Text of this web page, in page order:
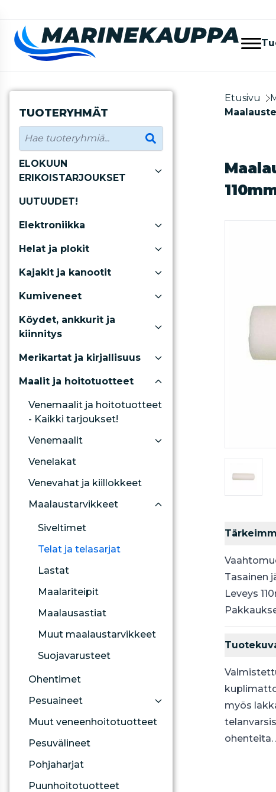
TUOTERYHMÄT
ELOKUUN
ERIKOISTARJOUKSET
UUTUUDET!
Elektroniikka
Helat ja plokit
Kajakit ja kanootit
Kumiveneet
Köydet, ankkurit ja
kiinnitys
Merikartat ja kirjallisuus
Maalit ja hoitotuotteet
Venemaalit ja hoitotuotteet
- Kaikki tarjoukset!
Venemaalit
Venelakat
Venevahat ja kiillokkeet
Maalaustarvikkeet
Siveltimet
Telat ja telasarjat
Lastat
Maalariteipit
Maalausastiat
Muut maalaustarvikkeet
Suojavarusteet
Ohentimet
Pesuaineet
Muut veneenhoitotuotteet
Pesuvälineet
Pohjaharjat
Puunhoitotuotteet
Etusivu
Tasainen
Leveys
myös
ohenteita.